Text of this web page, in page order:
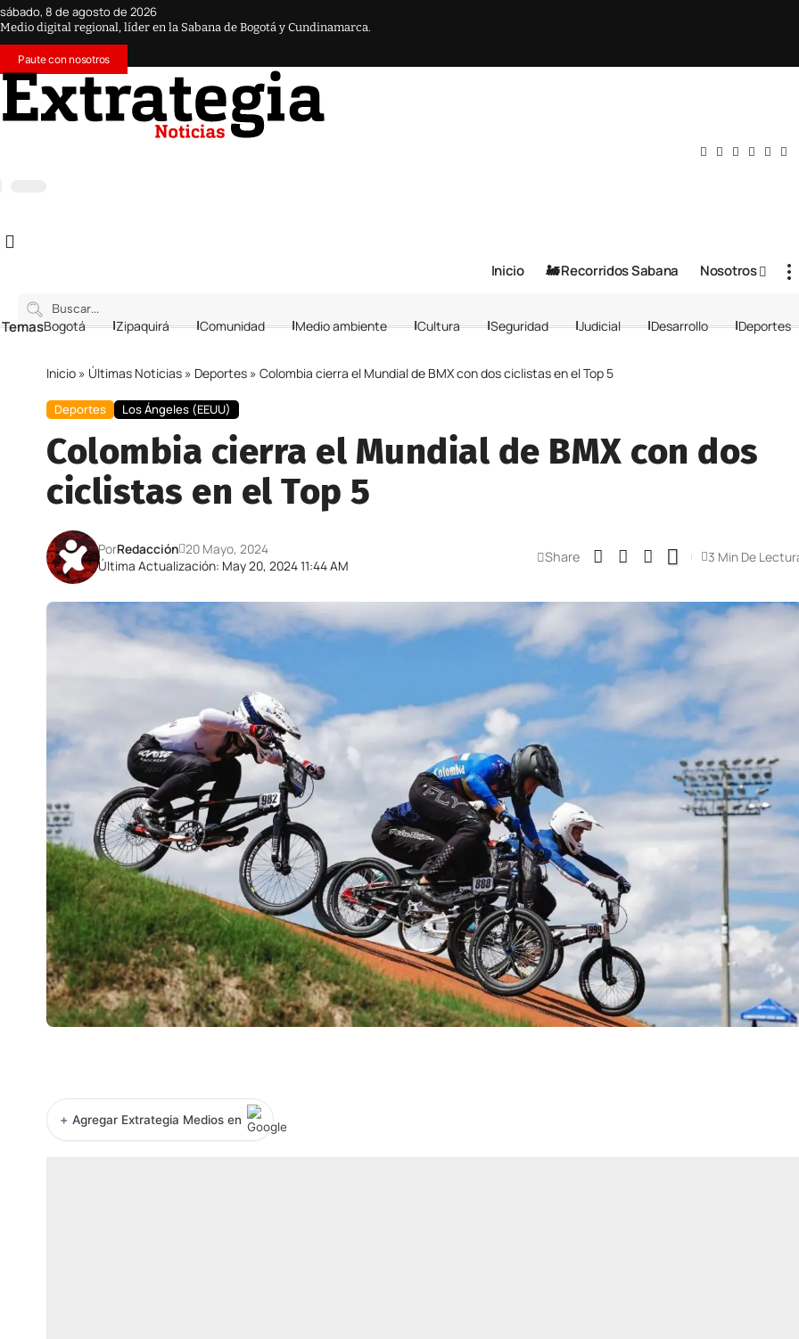
sábado, 8 de agosto de 2026
Medio digital regional, líder en la Sabana de Bogotá y Cundinamarca.
Paute con nosotros
Inicio 🚂 Recorridos Sabana Nosotros
Bogotá Zipaquirá Comunidad Medio ambiente Cultura Seguridad Judicial Desarrollo Deportes
Inicio » Últimas Noticias » Deportes » Colombia cierra el Mundial de BMX con dos ciclistas en el Top 5
Deportes Los Ángeles (EEUU)
Colombia cierra el Mundial de BMX con dos
ciclistas en el Top 5
Última Actualización: May 20, 2024 11:44 AM
PorRedacción 20 Mayo, 2024 Share 3 Min De
+ Agregar Extrategia Medios en